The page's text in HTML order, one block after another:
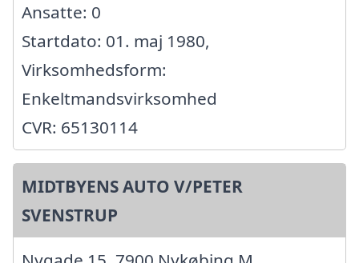
Ansatte: 0
Startdato: 01. maj 1980,
Virksomhedsform:
Enkeltmandsvirksomhed
CVR: 65130114
MIDTBYENS AUTO V/PETER
SVENSTRUP